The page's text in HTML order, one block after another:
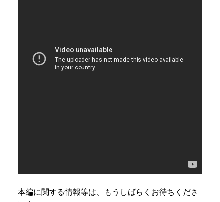
本編に関する情報等は、もうしばらくお待ちくださ